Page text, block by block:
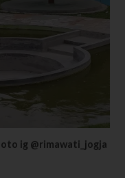
ig @rimawati_jogja